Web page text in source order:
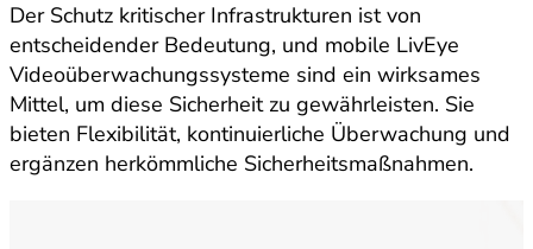
Der Schutz kritischer Infrastrukturen ist von
entscheidender Bedeutung, und mobile LivEye
Videoüberwachungssysteme sind ein wirksames
Mittel, um diese Sicherheit zu gewährleisten. Sie
bieten Flexibilität, kontinuierliche Überwachung und
ergänzen herkömmliche Sicherheitsmaßnahmen.